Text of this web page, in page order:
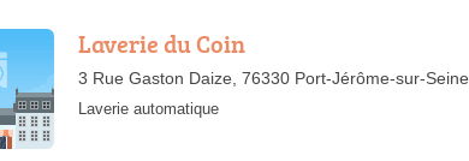
Laverie du Coin
3 Rue Gaston Daize, 76330 Port-Jérôme-sur-Seine
Laverie automatique